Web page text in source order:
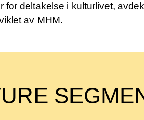
deltakelse i kulturlivet,
av MHM.